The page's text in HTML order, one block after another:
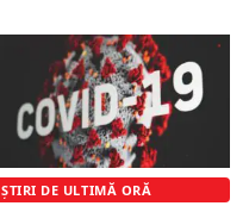
ȘTIRI DE ULTIMĂ ORĂ